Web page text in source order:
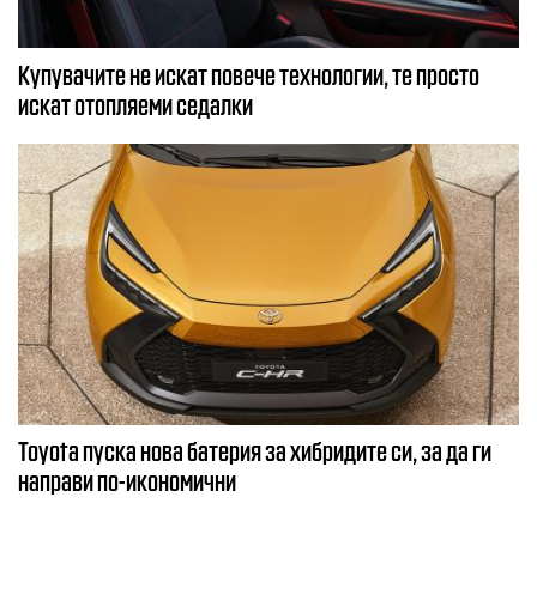
Купувачите не искат повече технологии, те просто
искат отопляеми седалки
Toyota пуска нова батерия за хибридите си, за да ги
направи по-икономични